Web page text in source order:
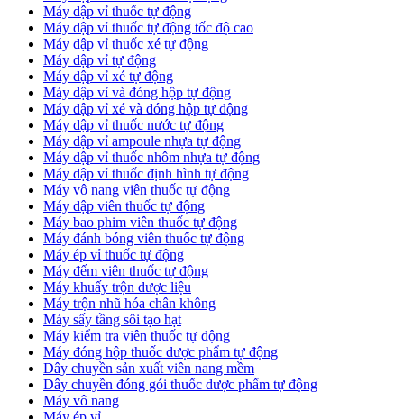
Máy dập vỉ thuốc tự động​
​Máy dập vỉ thuốc tự động tốc độ cao
Máy dập vỉ thuốc xé tự động
​Máy dập vỉ tự động
​Máy dập vỉ xé tự động
​Máy dập vỉ và đóng hộp tự động
​Máy dập vỉ xé và đóng hộp tự động
​Máy dập vỉ thuốc nước tự động
Máy dập vỉ ampoule nhựa tự động
Máy dập vỉ thuốc nhôm nhựa tự động
Máy dập vỉ thuốc định hình tự động
Máy vô nang viên thuốc tự động
Máy dập viên thuốc tự động
Máy bao phim viên thuốc tự động
Máy đánh bóng viên thuốc tự động
Máy ép vỉ thuốc tự động
Máy đếm viên thuốc tự động
Máy khuấy trộn dược liệu
Máy trộn nhũ hóa chân không
Máy sấy tầng sôi tạo hạt
Máy kiểm tra viên thuốc tự động
Máy đóng hộp thuốc dược phẩm tự động
Dây chuyền sản xuất viên nang mềm
Dây chuyền đóng gói thuốc dược phẩm tự động
Máy vô nang